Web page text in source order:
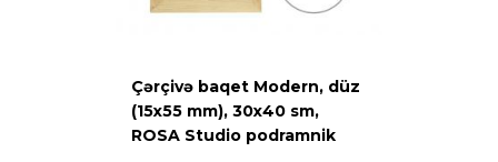
Çərçivə baqet Modern, düz
(15x55 mm), 30х40 sm,
ROSA Studio podramnik